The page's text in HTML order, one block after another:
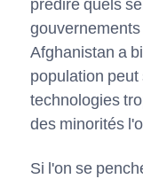
Afghanistan a
population
technologies
des minorités
Si l'on se